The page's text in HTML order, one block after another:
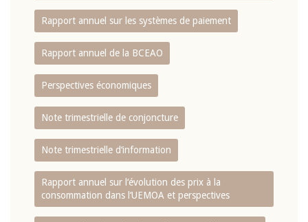
Rapport annuel sur les systèmes de paiement
Rapport annuel de la BCEAO
Perspectives économiques
Note trimestrielle de conjoncture
Note trimestrielle d‘information
Rapport annuel sur l‘évolution des prix à la
consommation dans l‘UEMOA et perspectives